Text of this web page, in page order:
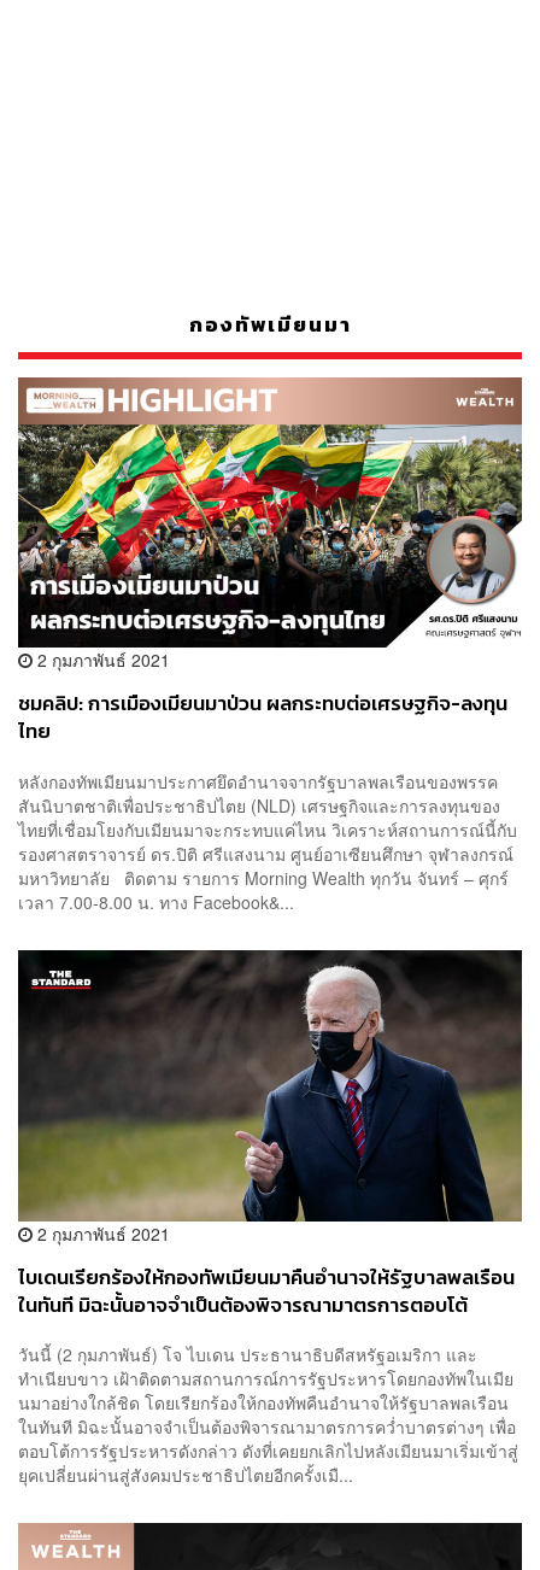
กองทัพเมียนมา
2 กุมภาพันธ์ 2021
ชมคลิป: การเมืองเมียนมาป่วน ผลกระทบต่อเศรษฐกิจ-ลงทุน
ไทย
หลังกองทัพเมียนมาประกาศยึดอำนาจจากรัฐบาลพลเรือนของพรรค
สันนิบาตชาติเพื่อประชาธิปไตย (NLD) เศรษฐกิจและการลงทุนของ
ไทยที่เชื่อมโยงกับเมียนมาจะกระทบแค่ไหน วิเคราะห์สถานการณ์นี้กับ
รองศาสตราจารย์ ดร.ปิติ ศรีแสงนาม ศูนย์อาเซียนศึกษา จุฬาลงกรณ์
มหาวิทยาลัย ติดตาม รายการ Morning Wealth ทุกวัน จันทร์ – ศุกร์
เวลา 7.00-8.00 น. ทาง Facebook&...
2 กุมภาพันธ์ 2021
ไบเดนเรียกร้องให้กองทัพเมียนมาคืนอำนาจให้รัฐบาลพลเรือน
ในทันที มิฉะนั้นอาจจำเป็นต้องพิจารณามาตรการตอบโต้
วันนี้ (2 กุมภาพันธ์) โจ ไบเดน ประธานาธิบดีสหรัฐอเมริกา และ
ทำเนียบขาว เฝ้าติดตามสถานการณ์การรัฐประหารโดยกองทัพในเมีย
นมาอย่างใกล้ชิด โดยเรียกร้องให้กองทัพคืนอำนาจให้รัฐบาลพลเรือน
ในทันที มิฉะนั้นอาจจำเป็นต้องพิจารณามาตรการคว่ำบาตรต่างๆ เพื่อ
ตอบโต้การรัฐประหารดังกล่าว ดังที่เคยยกเลิกไปหลังเมียนมาเริ่มเข้าสู่
ยุคเปลี่ยนผ่านสู่สังคมประชาธิปไตยอีกครั้งเมื...